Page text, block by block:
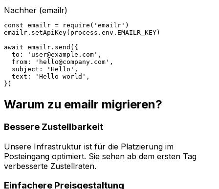
Nachher (emailr)
const emailr = require('emailr')
emailr.setApiKey(process.env.EMAILR_KEY)
await emailr.send({
  to: '
user@example.com ',
  from: '
hello@company.com ',
  subject: 'Hello',
  text: 'Hello world',
})
Warum zu emailr migrieren?
Bessere Zustellbarkeit
Unsere Infrastruktur ist für die Platzierung im
Posteingang optimiert. Sie sehen ab dem ersten Tag
verbesserte Zustellraten.
Einfachere Preisgestaltung